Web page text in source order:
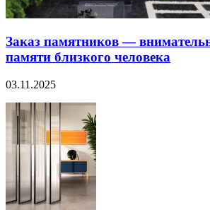
Заказ памятников —
памяти близкого человека
03.11.2025